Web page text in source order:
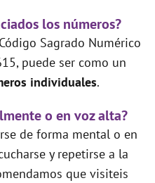
los números?
Sagrado Numérico
puede ser como un
individuales.
o en voz alta?
de forma mental o en
y repetirse a la
que visiteis